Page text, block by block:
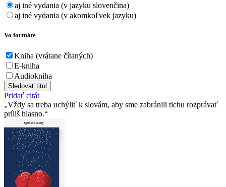
aj iné vydania (v jazyku slovenčina)
aj iné vydania (v akomkoľvek jazyku)
Vo formáte
Kniha (vrátane čítaných)
E-kniha
Audiokniha
Sledovať titul
Pridať citát
Vždy sa treba uchýliť k slovám, aby sme zabránili tichu rozprávať
príliš hlasno.